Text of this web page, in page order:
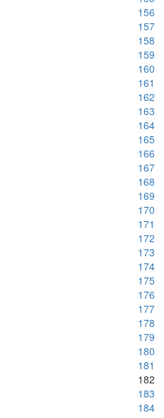
156
157
158
159
160
161
162
163
164
165
166
167
168
169
170
171
172
173
174
175
176
177
178
179
180
181
182
183
184